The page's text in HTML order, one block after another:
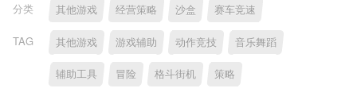
分类
其他游戏 经营策略 沙盒 赛车竞速
TAG 其他游戏 游戏辅助 动作竞技 音乐舞蹈
辅助工具 冒险 格斗街机 策略